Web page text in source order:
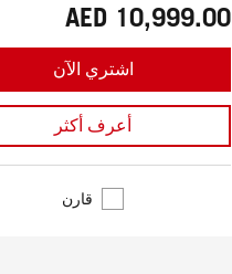
AED 10,999.00
اشتري الآن
أعرف أكثر
قارن